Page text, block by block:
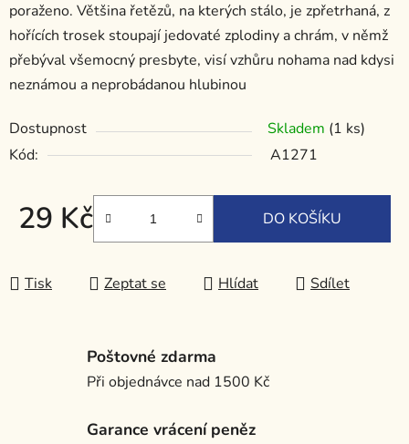
poraženo. Většina řetězů, na kterých stálo, je zpřetrhaná, z
hořících trosek stoupají jedovaté zplodiny a chrám, v němž
přebýval všemocný presbyte, visí vzhůru nohama nad kdysi
neznámou a neprobádanou hlubinou
Dostupnost Skladem (1 ks)
Kód:
A1271
29 Kč
Měrná cena:
DO KOŠÍKU
Tisk Zeptat se Hlídat Sdílet
Poštovné zdarma
Při objednávce nad 1500 Kč
Garance vrácení peněz